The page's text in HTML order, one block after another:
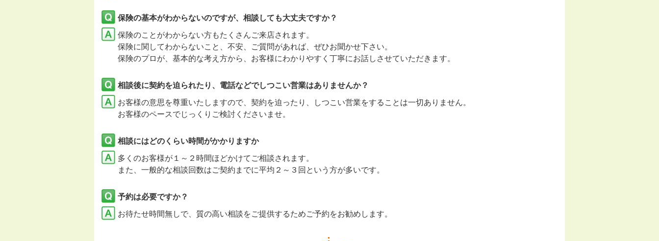
保険の基本がわからないのですが、相談しても大丈夫ですか？
保険のことがわからない方もたくさんご来店されます。
保険に関してわからないこと、不安、ご質問があれば、ぜひお聞かせ下さい。
保険のプロが、基本的な考え方から、お客様にわかりやすく丁寧にお話しさせていただきます。
相談後に契約を迫られたり、電話などでしつこい営業はありませんか？
お客様の意思を尊重いたしますので、契約を迫ったり、しつこい営業をすることは一切ありません。
お客様のペースでじっくりご検討くださいませ。
相談にはどのくらい時間がかかりますか
多くのお客様が１～２時間ほどかけてご相談されます。
また、一般的な相談回数はご契約までに平均２～３回という方が多いです。
予約は必要ですか？
お待たせ時間無しで、質の高い相談をご提供するためご予約をお勧めします。